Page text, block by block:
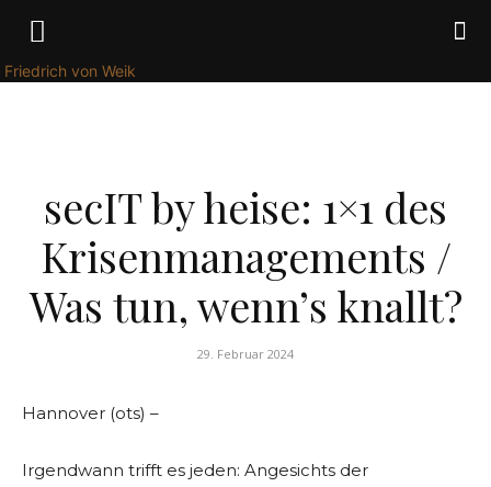
Friedrich von Weik
secIT by heise: 1×1 des
Krisenmanagements /
Was tun, wenn’s knallt?
29. Februar 2024
Hannover (ots) –
Irgendwann trifft es jeden: Angesichts der